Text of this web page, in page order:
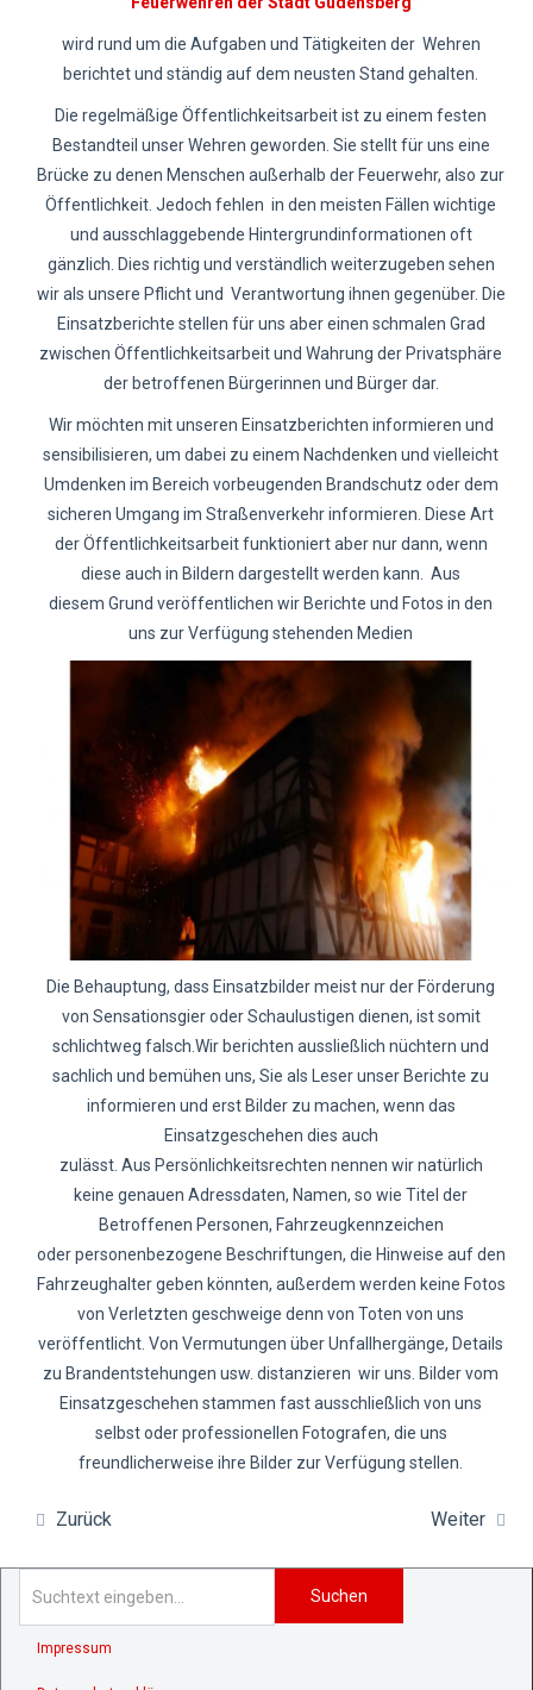
wird rund um die Aufgaben und Tätigkeiten der Wehren
berichtet und ständig auf dem neusten Stand gehalten.
Die regelmäßige Öffentlichkeitsarbeit ist zu einem festen
Bestandteil unser Wehren geworden. Sie stellt für uns eine
Brücke zu denen Menschen außerhalb der Feuerwehr, also zur
Öffentlichkeit. Jedoch fehlen in den meisten Fällen wichtige
und ausschlaggebende Hintergrundinformationen oft
gänzlich. Dies richtig und verständlich weiterzugeben sehen
wir als unsere Pflicht und Verantwortung ihnen gegenüber. Die
Einsatzberichte stellen für uns aber einen schmalen Grad
zwischen Öffentlichkeitsarbeit und Wahrung der Privatsphäre
der betroffenen Bürgerinnen und Bürger dar.
Wir möchten mit unseren Einsatzberichten informieren und
sensibilisieren, um dabei zu einem Nachdenken und vielleicht
Umdenken im Bereich vorbeugenden Brandschutz oder dem
sicheren Umgang im Straßenverkehr informieren. Diese Art
der Öffentlichkeitsarbeit funktioniert aber nur dann, wenn
diese auch in Bildern dargestellt werden kann. Aus
diesem Grund veröffentlichen wir Berichte und Fotos in den
uns zur Verfügung stehenden Medien
Die Behauptung, dass Einsatzbilder meist nur der Förderung
von Sensationsgier oder Schaulustigen dienen, ist somit
schlichtweg falsch.Wir berichten aussließlich nüchtern und
sachlich und bemühen uns, Sie als Leser unser Berichte zu
informieren und erst Bilder zu machen, wenn das
Einsatzgeschehen dies auch
zulässt. Aus Persönlichkeitsrechten nennen wir natürlich
keine genauen Adressdaten, Namen, so wie Titel der
Betroffenen Personen, Fahrzeugkennzeichen
oder personenbezogene Beschriftungen, die Hinweise auf den
Fahrzeughalter geben könnten, außerdem werden keine Fotos
von Verletzten geschweige denn von Toten von uns
veröffentlicht. Von Vermutungen über Unfallhergänge, Details
zu Brandentstehungen usw. distanzieren wir uns. Bilder vom
Einsatzgeschehen stammen fast ausschließlich von uns
selbst oder professionellen Fotografen, die uns
freundlicherweise ihre Bilder zur Verfügung stellen.
Zurück Weiter
Suchen
Impressum